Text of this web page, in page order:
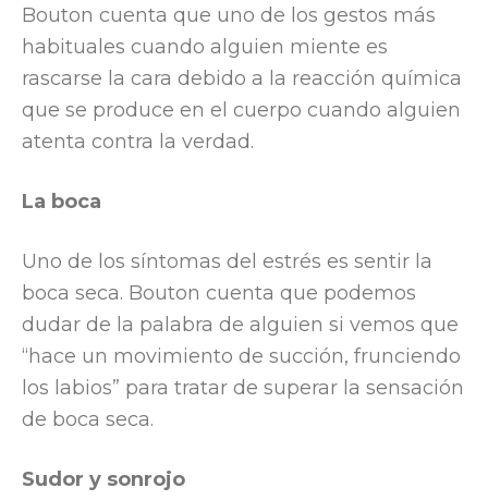
Bouton cuenta que uno de los gestos más
habituales cuando alguien miente es
rascarse la cara debido a la reacción química
que se produce en el cuerpo cuando alguien
atenta contra la verdad.
La boca
Uno de los síntomas del estrés es sentir la
boca seca. Bouton cuenta que podemos
dudar de la palabra de alguien si vemos que
“hace un movimiento de succión, frunciendo
los labios” para tratar de superar la sensación
de boca seca.
Sudor y sonrojo